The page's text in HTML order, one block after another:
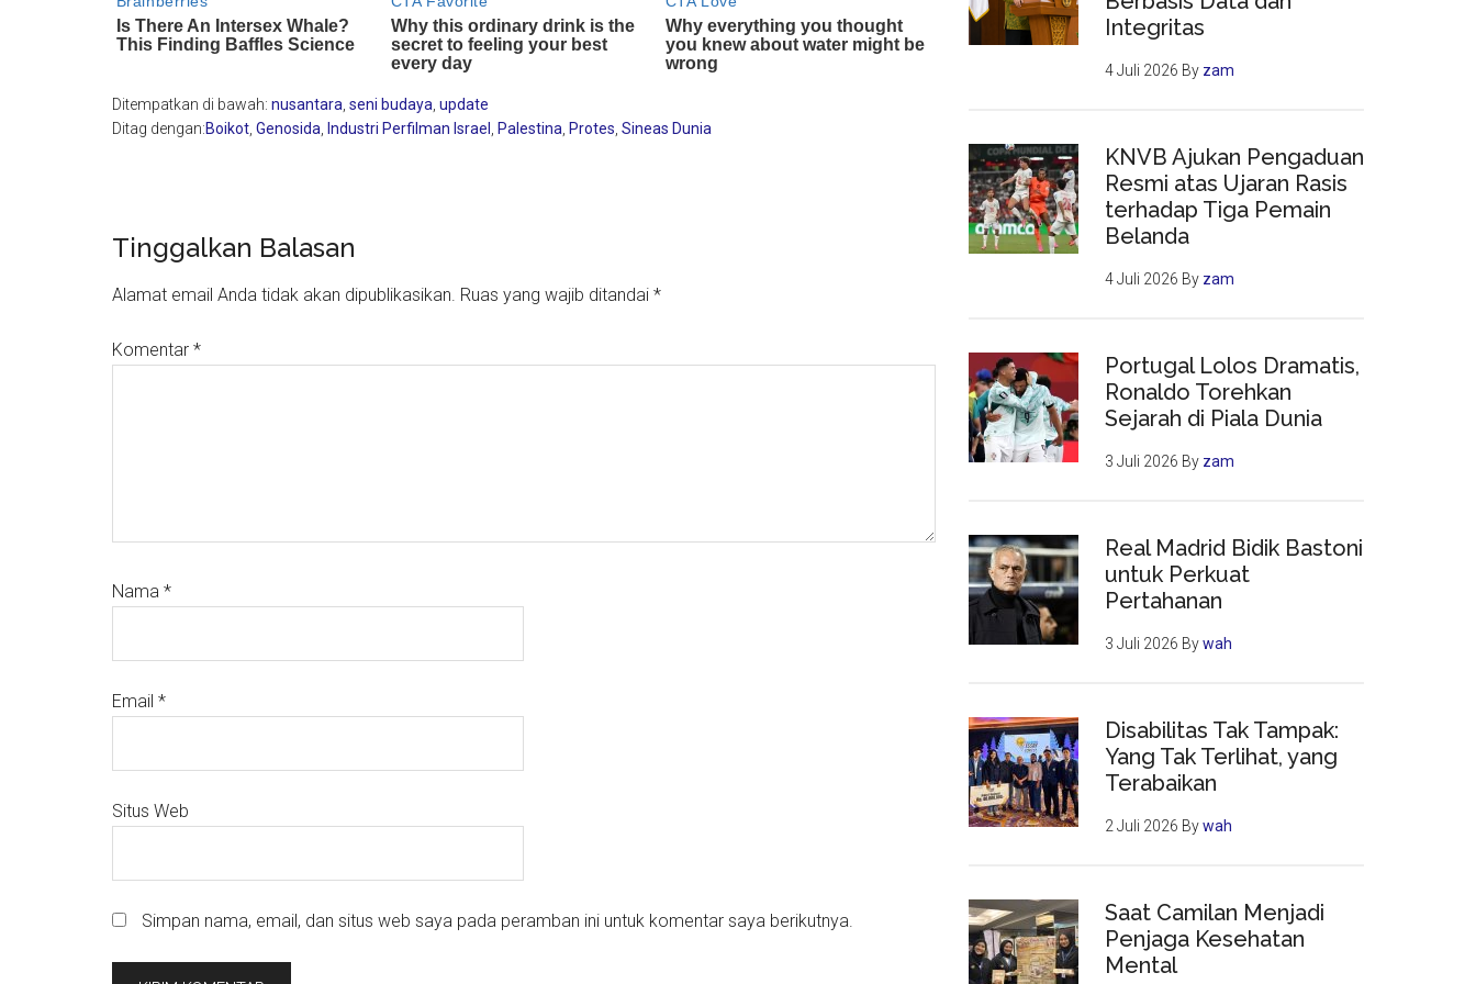
Ditempatkan di bawah: nusantara seni budaya update
Ditag dengan:Boikot Genosida Industri Perfilman Israel Palestina Protes Sineas Dunia
Reader
Interactions
Tinggalkan Balasan
Alamat email Anda tidak akan dipublikasikan. Ruas yang wajib ditandai *
Komentar *
Nama *
Email *
Situs Web
Simpan nama, email, dan situs web saya pada peramban ini untuk komentar saya berikutnya.
Integritas
4 Juli 2026 By zam
KNVB Ajukan Pengaduan
Resmi atas Ujaran Rasis
terhadap Tiga Pemain
Belanda
4 Juli 2026 By zam
Portugal Lolos Dramatis,
Ronaldo Torehkan
Sejarah di Piala Dunia
3 Juli 2026 By zam
Real Madrid Bidik Bastoni
untuk Perkuat
Pertahanan
3 Juli 2026 Bywah
Disabilitas Tak Tampak:
Yang Tak Terlihat, yang
Terabaikan
2 Juli 2026 Bywah
Saat Camilan Menjadi
Penjaga Kesehatan
Mental